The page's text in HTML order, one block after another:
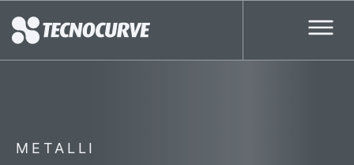
METALLI